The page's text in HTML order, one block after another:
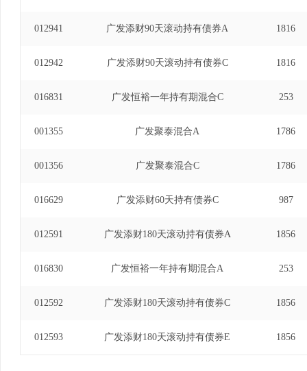
012941 广发添财90天滚动持有债券A 1816
012942 广发添财90天滚动持有债券C 1816
016831 广发恒裕一年持有期混合C 253
001355 广发聚泰混合A 1786
001356 广发聚泰混合C 1786
016629 广发添财60天持有债券C 987
012591 广发添财180天滚动持有债券A 1856
016830 广发恒裕一年持有期混合A 253
012592 广发添财180天滚动持有债券C 1856
012593 广发添财180天滚动持有债券E 1856